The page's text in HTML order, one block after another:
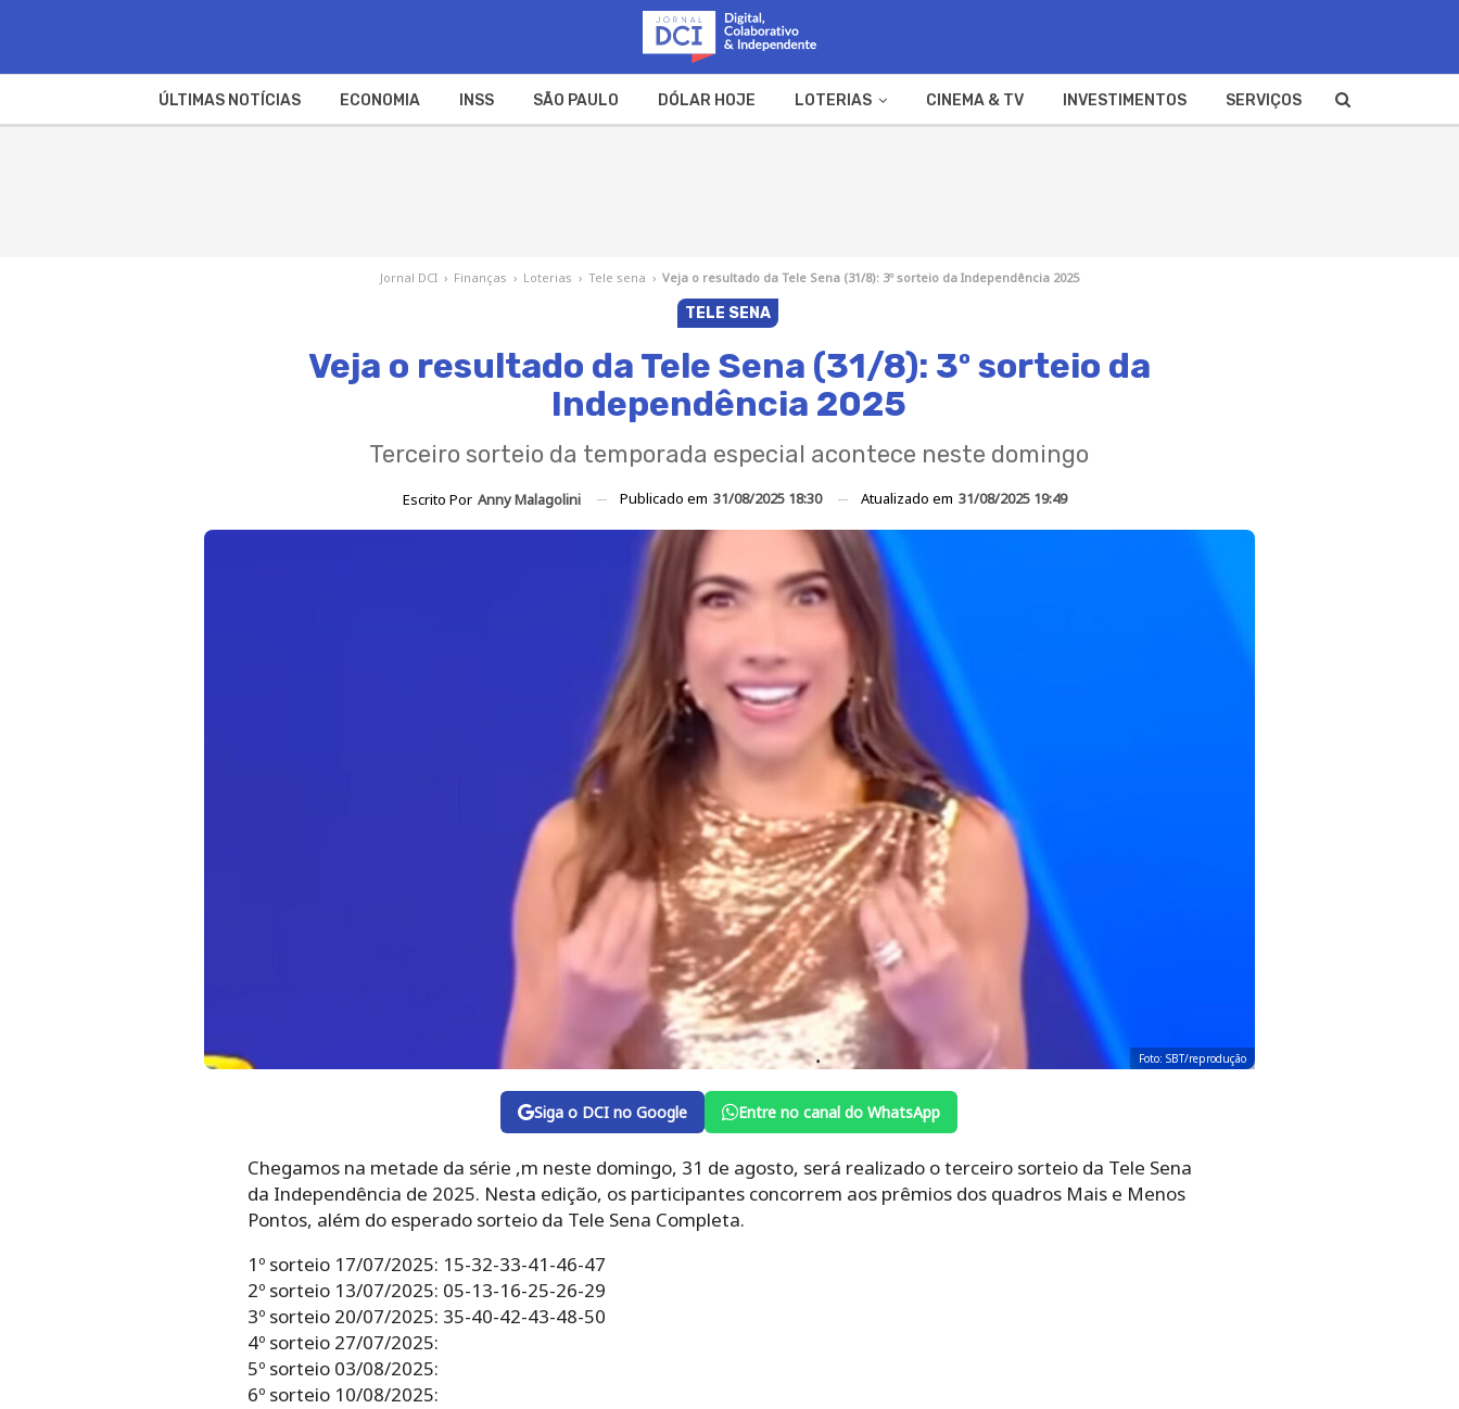
ÚLTIMAS NOTÍCIAS ECONOMIA INSS SÃO PAULO DÓLAR HOJE LOTERIAS CINEMA & TV INVESTIMENTOS SERVIÇOS
Jornal DCI › Finanças › Loterias › Tele sena › Veja o resultado da Tele Sena (31/8): 3º sorteio da Independência 2025
TELE SENA
Veja o resultado da Tele Sena (31/8): 3º sorteio da
Independência 2025
Terceiro sorteio da temporada especial acontece neste domingo
Escrito Por Anny Malagolini Publicado em 31/08/2025 18:30 Atualizado em 31/08/2025 19:49
Foto: SBT/reprodução
Siga o DCI no Google Entre no canal do WhatsApp
Chegamos na metade da série ,m neste domingo, 31 de agosto, será realizado o terceiro sorteio da Tele Sena
da Independência de 2025. Nesta edição, os participantes concorrem aos prêmios dos quadros Mais e Menos
Pontos, além do esperado sorteio da Tele Sena Completa.
1º sorteio 17/07/2025: 15-32-33-41-46-47
2º sorteio 13/07/2025: 05-13-16-25-26-29
3º sorteio 20/07/2025: 35-40-42-43-48-50
4º sorteio 27/07/2025:
5º sorteio 03/08/2025:
6º sorteio 10/08/2025: